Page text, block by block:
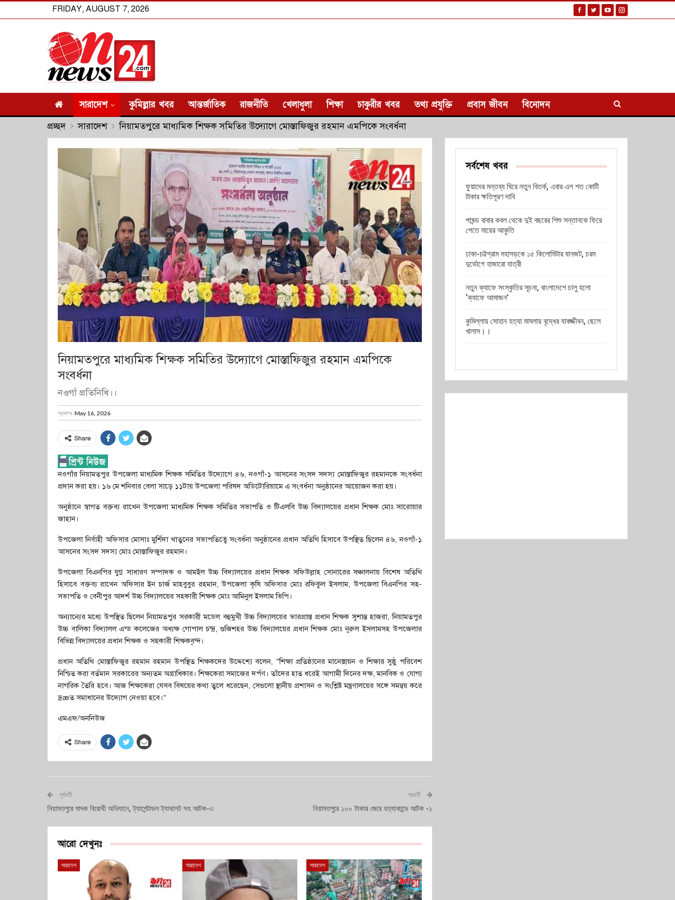
FRIDAY, AUGUST 7, 2026
সারাদেশ কুমিল্লার খবর আন্তর্জাতিক রাজনীতি খেলাধুলা শিক্ষা চাকুরীর খবর তথ্য প্রযুক্তি প্রবাস জীবন বিনোদন
প্রচ্ছদ সারাদেশ নিয়ামতপুরে মাধ্যমিক শিক্ষক সমিতির উদ্যোগে মোস্তাফিজুর রহমান এমপিকে সংবর্ধনা
নিয়ামতপুরে মাধ্যমিক শিক্ষক সমিতির উদ্যোগে মোস্তাফিজুর রহমান এমপিকে
সংবর্ধনা
নওগাঁ প্রতিনিধি।।
প্রকাশঃ May 16, 2026
Share
নওগাঁর নিয়ামতপুর উপজেলা মাধ্যমিক শিক্ষক সমিতির উদ্যোগে ৪৬, নওগাঁ-১ আসনের সংসদ সদস্য মোস্তাফিজুর রহমানকে সংবর্ধনা
প্রদান করা হয়। ১৬ মে শনিবার বেলা সাড়ে ১১টায় উপজেলা পরিষদ অডিটোরিয়ামে এ সংবর্ধনা অনুষ্ঠানের আয়োজন করা হয়।
অনুষ্ঠানে স্বাগত বক্তব্য রাখেন উপজেলা মাধ্যমিক শিক্ষক সমিতির সভাপতি ও টিএলবি উচ্চ বিদ্যালয়ের প্রধান শিক্ষক মোঃ সারোয়ার
জাহান।
উপজেলা নির্বাহী অফিসার মোসাঃ মুর্শিদা খাতুনের সভাপতিত্বে সংবর্ধনা অনুষ্ঠানের প্রধান অতিথি হিসাবে উপস্থিত ছিলেন ৪৬, নওগাঁ-১
আসনের সংসদ সদস্য মোঃ মোস্তাফিজুর রহমান।
উপজেলা বিএনপির যুগ্ন সাধারণ সম্পাদক ও আমইল উচ্চ বিদ্যালয়ের প্রধান শিক্ষক সফিউল্লাহ সোনারের সঞ্চালনায় বিশেষ অতিথি
হিসাবে বক্তব্য রাখেন অফিসার ইন চার্জ মাহবুবুর রহমান, উপজেলা কৃষি অফিসার মোঃ রফিকুল ইসলাম, উপজেলা বিএনপির সহ-
সভাপতি ও বেনীপুর আদর্শ উচ্চ বিদ্যালয়ের সহকারী শিক্ষক মোঃ আমিনুল ইসলাম ভিপি।
অন্যান্যের মধ্যে উপস্থিত ছিলেন নিয়ামতপুর সরকারী মডেল বহুমুখী উচ্চ বিদ্যালয়ের ভারপ্রাপ্ত প্রধান শিক্ষক সুশান্ত হাজরা, নিয়ামতপুর
উচ্চ বালিকা বিদ্যালল এন্ড কলেজের অধ্যক্ষ গোপাল চন্দ্র, গুজিশহর উচ্চ বিদ্যালয়ের প্রধান শিক্ষক মোঃ নূরুল ইসলামসহ উপজেলার
বিভিন্ন বিদ্যালয়ের প্রধান শিক্ষক ও সহকারী শিক্ষকবৃন্দ।
প্রধান অতিথি মোস্তাফিজুর রহমান রহমান উপস্থিত শিক্ষকদের উদ্দেশ্যে বলেন, “শিক্ষা প্রতিষ্ঠানের মানোন্নয়ন ও শিক্ষার সুষ্ঠু পরিবেশ
নিশ্চিত করা বর্তমান সরকারের অন্যতম অগ্রাধিকার। শিক্ষকেরা সমাজের দর্পণ। তাঁদের হাত ধরেই আগামী দিনের দক্ষ, মানবিক ও যোগ্য
নাগরিক তৈরি হবে। আজ শিক্ষকেরা যেসব বিষয়ের কথা তুলে ধরেছেন, সেগুলো স্থানীয় প্রশাসন ও সংশ্লিষ্ট মন্ত্রণালয়ের সঙ্গে সমন্বয় করে
দ্রæত সমাধানের উদ্যোগ নেওয়া হবে।”
এমএফ/অননিউজ
Share
পূর্ববর্তী
নিয়ামতপুরে মাদক বিরোধী অভিযানে, ট্যাপেন্টাডল ট্যাবলেট সহ আটক-৩
পরবর্তী
নিয়ামতপুরে ১০০ টাকার জেরে হত্যাকান্ডে আটক -১
আরো দেখুনঃ
সারাদেশ সারাদেশ সারাদেশ
সর্বশেষ খবর
ফুয়াদের মন্তব্য ঘিরে নতুন বিতর্ক, এবার এল শত কোটি
টাকার ক্ষতিপূরণ দাবি
পাষন্ড বাবার কবল থেকে দুই বছরের শিশু সন্তানকে ফিরে
পেতে মায়ের আকুতি
ঢাকা-চট্টগ্রাম মহাসড়কে ১৫ কিলোমিটার যানজট, চরম
দুর্ভোগে হাজারো যাত্রী
নতুন ক্যাফে সংস্কৃতির সূচনা, বাংলাদেশে চালু হলো
‘ক্যাফে আমাজন’
কুমিল্লায় সোহান হত্যা মামলায় বৃদ্ধের যাবজ্জীবন, ছেলে
খালাস।।